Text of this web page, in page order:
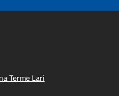
Terme Lari